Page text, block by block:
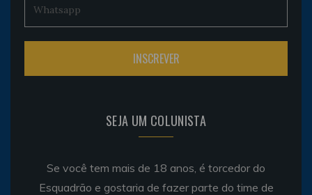
SEJA UM COLUNISTA
Se você tem mais de 18 anos, é torcedor do
Esquadrão e gostaria de fazer parte do time de